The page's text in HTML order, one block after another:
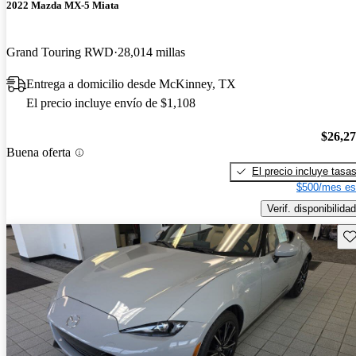
2022 Mazda MX-5 Miata
Grand Touring RWD 28,014 millas
Entrega a domicilio desde McKinney, TX
El precio incluye envío de $1,108
Buena oferta
El precio incluye tasas
$500/mes
Verif. disponibilidad